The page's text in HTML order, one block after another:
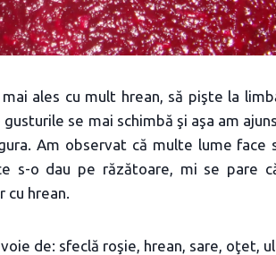
ales cu mult hrean, să pişte la
se mai schimbă şi aşa am
Am observat că multe lume face
s-o dau pe răzătoare, mi se pare
hrean.
de: sfeclă roşie, hrean, sare, oţet,